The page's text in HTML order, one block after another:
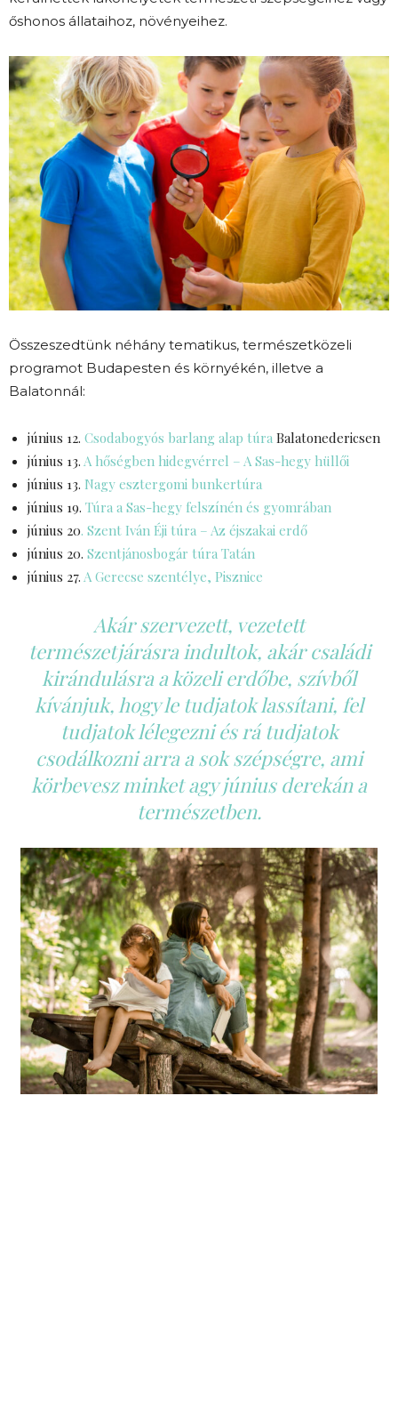
őshonos állataihoz, növényeihez.
Összeszedtünk néhány tematikus, természetközeli
programot Budapesten és környékén, illetve a
Balatonnál:
június 12. Csodabogyós barlang alap túra Balatonedericsen
június 13. A hőségben hidegvérrel – A Sas-hegy hüllői
június 13. Nagy esztergomi bunkertúra
június 19. Túra a Sas-hegy felszínén és gyomrában
június 20. Szent Iván Éji túra – Az éjszakai erdő
június 20. Szentjánosbogár túra Tatán
június 27. A Gerecse szentélye, Pisznice
Akár szervezett, vezetett
természetjárásra indultok, akár családi
kirándulásra a közeli erdőbe, szívből
kívánjuk, hogy le tudjatok lassítani, fel
tudjatok lélegezni és rá tudjatok
csodálkozni arra a sok szépségre, ami
körbevesz minket agy június derekán a
természetben.